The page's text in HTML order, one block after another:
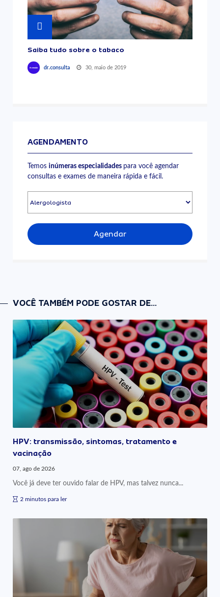
Saiba tudo sobre o tabaco
dr.consulta 30, maio de 2019
AGENDAMENTO
Temosinúmeras especialidades para você agendar
consultas e exames de maneira rápida e fácil.
Agendar
VOCÊ TAMBÉM PODE GOSTAR DE...
HPV: transmissão, sintomas, tratamento e
vacinação
07, ago de 2026
Você já deve ter ouvido falar de HPV, mas talvez nunca...
2 minutos para ler